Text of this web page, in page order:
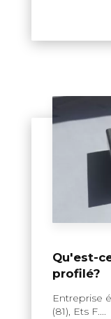
Qu'est-
profilé?
Entreprise
(81), Ets F....